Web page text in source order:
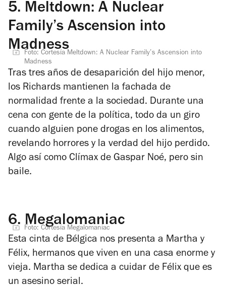
5. Meltdown: A Nuclear
Family’s Ascension into
Madness
Foto: Cortesía Meltdown: A Nuclear Family’s Ascension into
Madness
Tras tres años de desaparición del hijo menor,
los Richards mantienen la fachada de
normalidad frente a la sociedad. Durante una
cena con gente de la política, todo da un giro
cuando alguien pone drogas en los alimentos,
revelando horrores y la verdad del hijo perdido.
Algo así como Clímaxde Gaspar Noé, pero sin
baile.
6. Megalomaniac
Foto: Cortesía Megalomaniac
Esta cinta de Bélgica nos presenta a Martha y
Félix, hermanos que viven en una casa enorme y
vieja. Martha se dedica a cuidar de Félix que es
un asesino serial.